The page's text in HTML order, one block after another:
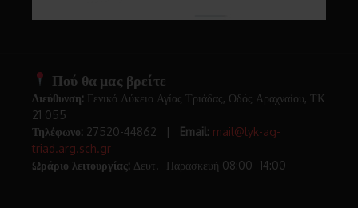
Πού θα μας βρείτε
Διεύθυνση: Γενικό Λύκειο Αγίας Τριάδας, Οδός Αραχναίου, ΤΚ
21 055
Τηλέφωνο: 27520-44862 | Email: mail@lyk-ag-
triad.arg.sch.gr
Ωράριο λειτουργίας: Δευτ.–Παρασκευή 08:00–14:00